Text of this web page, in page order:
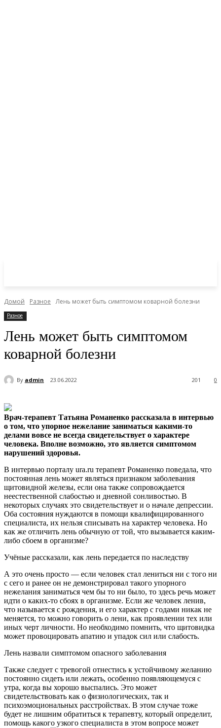
Домой Разное Лень может быть симптомом коварной болезни
Разное
Лень может быть симптомом
коварной болезни
By admin 23.06.2022 0
201
Врач-терапевт Татьяна Романенко рассказала в интервью
о том, что упорное нежелание заниматься какими-то
делами вовсе не всегда свидетельствует о характере
человека. Вполне возможно, это является симптомом
нарушений здоровья.
В интервью порталу ura.ru терапевт Романенко поведала, что
постоянная лень может являться признаком заболевания
щитовидной железы, если она также сопровождается
неестественной слабостью и дневной сонливостью. В
некоторых случаях это свидетельствует и о начале депрессии.
Оба состояния нуждаются в помощи квалифицированного
специалиста, их нельзя списывать на характер человека. Но
как же отличить лень обычную от той, что вызывается каким-
либо сбоем в организме?
Учёные рассказали, как лень передается по наследству
А это очень просто — если человек стал лениться ни с того ни
с сего и ранее он не демонстрировал такого упорного
нежелания заниматься чем бы то ни было, то здесь речь может
идти о каких-то сбоях в организме. Если же человек ленив,
что называется с рождения, и его характер с годами никак не
меняется, то можно говорить о лени, как проявлении тех или
иных черт личности. Но необходимо помнить, что щитовидка
может провоцировать апатию и упадок сил или слабость.
Лень назвали симптомом опасного заболевания
Также следует с тревогой отнестись к устойчивому желанию
постоянно сидеть или лежать, особенно появляющемуся с
утра, когда вы хорошо выспались. Это может
свидетельствовать как о физиологических, так и
психоэмоциональных расстройствах. В этом случае тоже
будет не лишним обратиться к терапевту, который определит,
помощь какого узкого специалиста в этом вопросе может